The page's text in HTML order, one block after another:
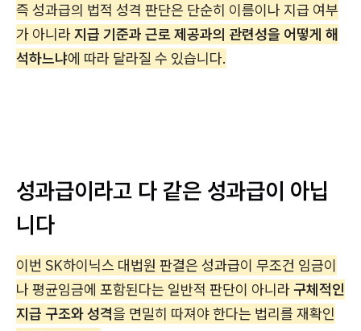
즉 성과급의 법적 성격 판단은 단순히 이름이나 지급 여부
가 아니라지급 기준과 근로 제공과의 관련성을 어떻게 해
석하느냐에 따라 달라질 수 있습니다.
성과급이라고 다 같은 성과급이 아닙
니다
이번 SK하이닉스 대법원 판결은 성과급이 무조건 임금이
나 평균임금에 포함된다는 일반적 판단이 아니라구체적인
지급 구조와 성격을 면밀히 따져야 한다는 법리를 재확인